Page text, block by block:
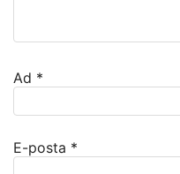
Ad *
E-posta *